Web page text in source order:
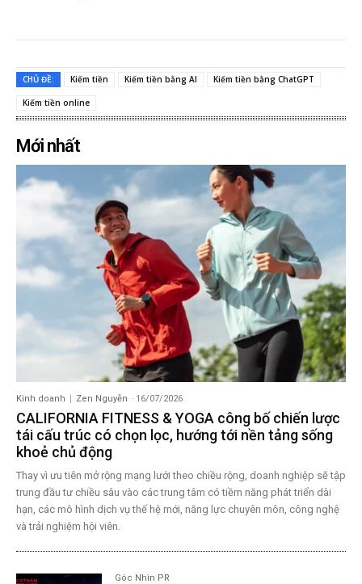
CHỦ ĐỀ: Kiếm tiền Kiếm tiền bằng AI Kiếm tiền bằng ChatGPT
Kiếm tiền online
Mới nhất
Kinh doanh Zen Nguyễn - 16/07/2026
CALIFORNIA FITNESS & YOGA công bố chiến lược
tái cấu trúc có chọn lọc, hướng tới nền tảng sống
khoẻ chủ động
Thay vì ưu tiên mở rộng mạng lưới theo chiều rộng, doanh nghiệp sẽ tập
trung đầu tư chiều sâu vào các trung tâm có tiềm năng phát triển dài
hạn, các mô hình dịch vụ thế hệ mới, năng lực chuyên môn, công nghệ
và trải nghiệm hội viên.
Góc Nhìn PR